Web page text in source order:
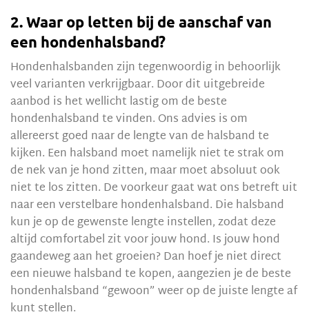
2. Waar op letten bij de aanschaf van
een hondenhalsband?
Hondenhalsbanden zijn tegenwoordig in behoorlijk
veel varianten verkrijgbaar. Door dit uitgebreide
aanbod is het wellicht lastig om de beste
hondenhalsband te vinden. Ons advies is om
allereerst goed naar de lengte van de halsband te
kijken. Een halsband moet namelijk niet te strak om
de nek van je hond zitten, maar moet absoluut ook
niet te los zitten. De voorkeur gaat wat ons betreft uit
naar een verstelbare hondenhalsband. Die halsband
kun je op de gewenste lengte instellen, zodat deze
altijd comfortabel zit voor jouw hond. Is jouw hond
gaandeweg aan het groeien? Dan hoef je niet direct
een nieuwe halsband te kopen, aangezien je de beste
hondenhalsband “gewoon” weer op de juiste lengte af
kunt stellen.